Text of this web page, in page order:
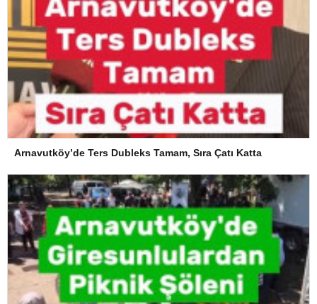
Arnavutköy’de Ters Dubleks Tamam, Sıra Çatı Katta